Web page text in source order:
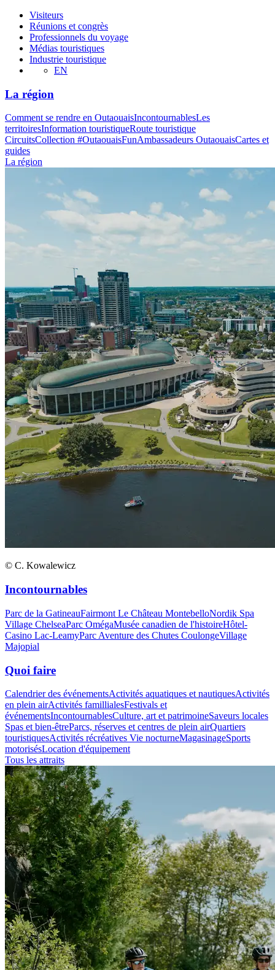
Visiteurs
Réunions et congrès
Professionnels du voyage
Médias touristiques
Industrie touristique
EN
La région
Comment se rendre en OutaouaisIncontournablesLes
territoiresInformation touristiqueRoute touristique
CircuitsCollection #OutaouaisFunAmbassadeurs OutaouaisCartes et
guides
La région
© C. Kowalewicz
Incontournables
Parc de la GatineauFairmont Le Château MontebelloNordik Spa
Village ChelseaParc OmégaMusée canadien de l'histoireHôtel-
Casino Lac-LeamyParc Aventure des Chutes CoulongeVillage
Majopial
Quoi faire
Calendrier des événementsActivités aquatiques et nautiquesActivités
en plein airActivités famillialesFestivals et
événementsIncontournablesCulture, art et patrimoineSaveurs locales
Spas et bien-êtreParcs, réserves et centres de plein airQuartiers
touristiquesActivités récréatives Vie nocturneMagasinageSports
motorisésLocation d'équipement
Tous les attraits